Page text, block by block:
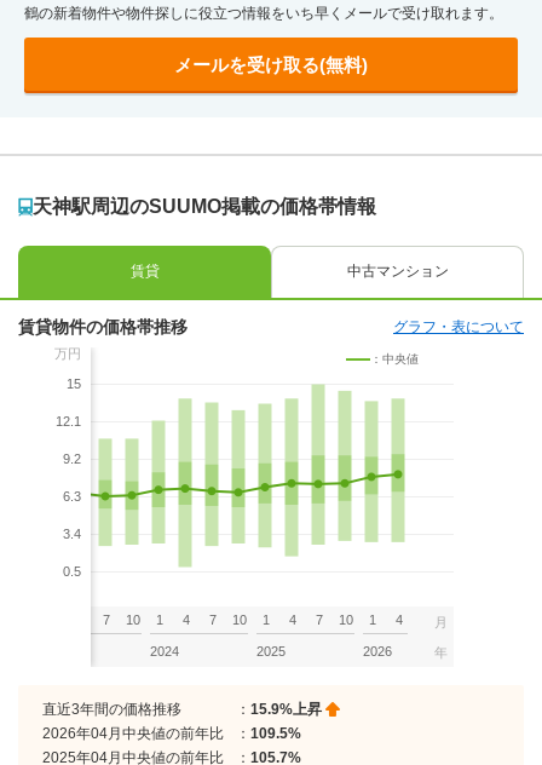
鶴の新着物件や物件探しに役立つ情報をいち早くメールで受け取れます。
メールを受け取る(無料)
天神駅周辺のSUUMO掲載の価格帯情報
賃貸 中古マンション
賃貸物件の価格帯推移 グラフ・表について
万円
15
12.1
9.2
6.3
3.4
0.5
：中央値
7 10 1 4 7 10
2024
1 4 7 10
2025
1 4
2026
月
年
直近3年間の価格推移 ： 15.9%上昇
2026年04月中央値の前年比
： 109.5%
2025年04月中央値の前年比
： 105.7%